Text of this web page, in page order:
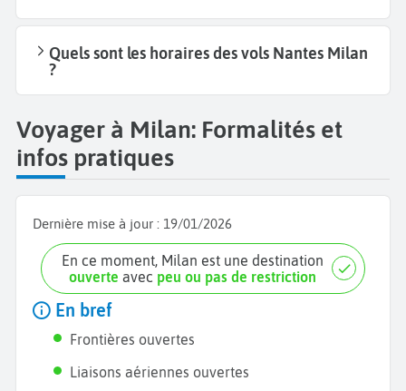
Quels sont les horaires des vols Nantes Milan
?
Voyager à Milan: Formalités et
infos pratiques
Dernière mise à jour : 19/01/2026
En ce moment, Milan est une destination
ouverte avec peu ou pas de restriction
En bref
Frontières ouvertes
Liaisons aériennes ouvertes